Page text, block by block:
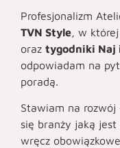
Profesjonalizm
TVN Style, w której
oraz tygodniki Naj
odpowiadam na
poradą.
Stawiam na
się branży jaką
wręcz